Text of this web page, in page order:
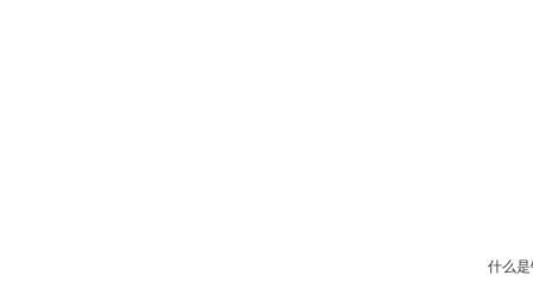
什么